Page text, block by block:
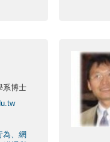
系博士
為、網